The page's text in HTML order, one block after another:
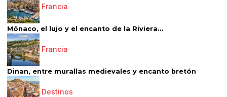
Francia
Mónaco, el lujo y el encanto de la Riviera...
Francia
Dinan, entre murallas medievales y encanto bretón
Destinos